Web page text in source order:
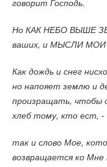
Но КАК НЕБО ВЫШЕ
ваших, и МЫСЛИ
Как дождь и снег
но напояет землю и
произращать, чтобы
хлеб тому, кто ест, -
так и слово Мое,
возвращается ко